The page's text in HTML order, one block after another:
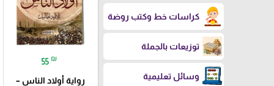
كراسات خط وكتب روضة
توزيعات بالجملة
وسائل تعليمية
55 ₪
رواية أولاد الناس –